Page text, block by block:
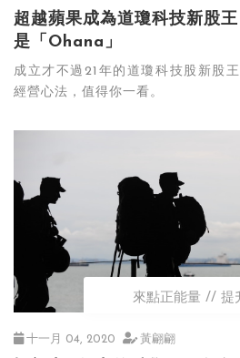
超越蘋果成為道瓊科技新股王！ Salesforce
是「Ohana」
成立才不過21年的道瓊科技股新股
經營心法，值得你一看。
來點正能量 提
十一月 04, 2020 黃翩翩